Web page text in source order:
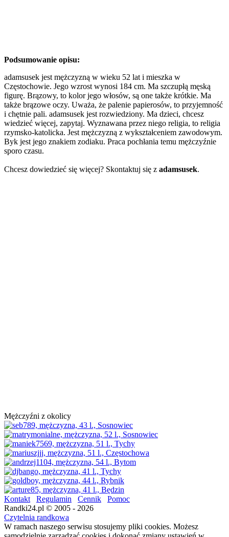
Podsumowanie opisu:
adamsusek jest mężczyzną w wieku 52 lat i mieszka w
Częstochowie. Jego wzrost wynosi 184 cm. Ma szczupłą męską
figurę. Brązowy, to kolor jego włosów, są one także krótkie. Ma
także brązowe oczy. Uważa, że palenie papierosów, to przyjemność
i chętnie pali. adamsusek jest rozwiedziony. Ma dzieci, chcesz
wiedzieć więcej, zapytaj. Wyznawana przez niego religia, to religia
rzymsko-katolicka. Jest mężczyzną z wykształceniem zawodowym.
Byk jest jego znakiem zodiaku. Praca pochłania temu mężczyźnie
sporo czasu.
Chcesz dowiedzieć się więcej? Skontaktuj się z adamsusek.
Mężczyźni z okolicy
Kontakt Regulamin Cennik
Pomoc
Randki24.pl © 2005 - 2026
Czytelnia randkowa
W ramach naszego serwisu stosujemy pliki cookies. Możesz